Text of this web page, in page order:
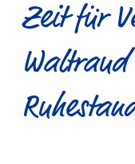
Zeit für